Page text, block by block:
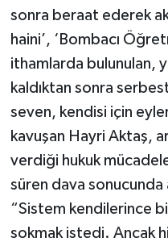
sonra beraat ederek
haini’, ‘Bombacı
ithamlarda bulunulan,
kaldıktan sonra
seven, kendisi için
kavuşan Hayri Aktaş,
verdiği hukuk
süren dava
“Sistem kendilerince
sokmak istedi. Ancak